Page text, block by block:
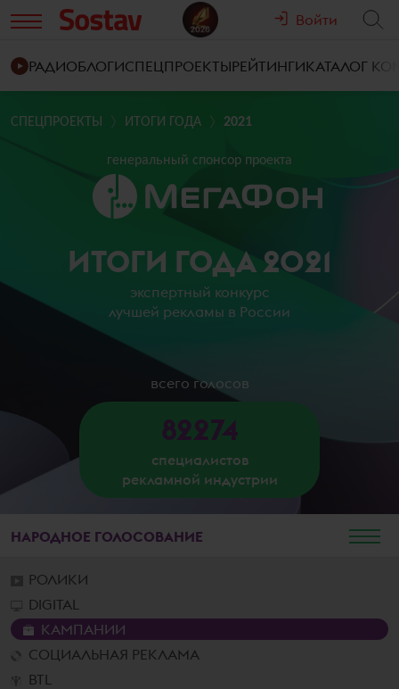
Войти
РАДИОБЛОГИСПЕЦПРОЕКТЫРЕЙТИНГИКАТАЛОГ
СПЕЦПРОЕКТЫ ИТОГИ ГОДА 2021
генеральный спонсор проекта
ИТОГИ ГОДА 2021
экспертный конкурс
лучшей рекламы в России
всего голосов
82274
специалистов
рекламной индустрии
НАРОДНОЕ ГОЛОСОВАНИЕ
РОЛИКИ
DIGITAL
КАМПАНИИ
СОЦИАЛЬНАЯ РЕКЛАМА
BTL